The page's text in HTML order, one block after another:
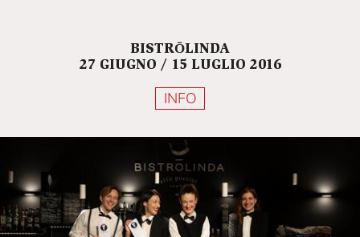
BISTRŌLINDA
27 GIUGNO / 15 LUGLIO 2016
INFO